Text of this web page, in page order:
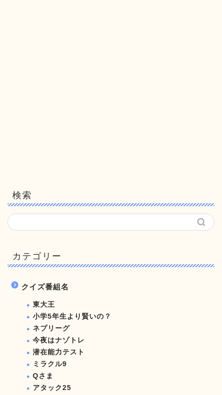
検索
カテゴリー
クイズ番組名
東大王
小学5年生より賢いの？
ネプリーグ
今夜はナゾトレ
潜在能力テスト
ミラクル9
Qさま
アタック25